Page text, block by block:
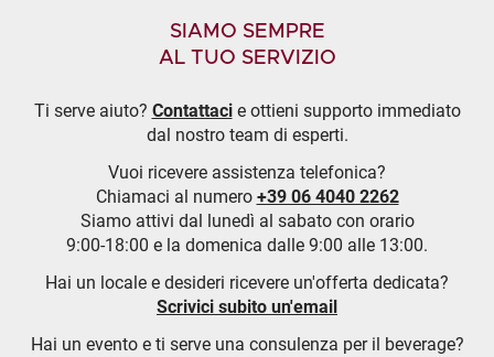
SIAMO SEMPRE
AL TUO SERVIZIO
Ti serve aiuto? Contattacie ottieni supporto immediato
dal nostro team di esperti.
Vuoi ricevere assistenza telefonica?
Chiamaci al numero +39 06 4040 2262
Siamo attivi dal lunedì al sabato con orario
9:00-18:00 e la domenica dalle 9:00 alle 13:00.
Hai un locale e desideri ricevere un'offerta dedicata?
Scrivici subito un'email
Hai un evento e ti serve una consulenza per il beverage?